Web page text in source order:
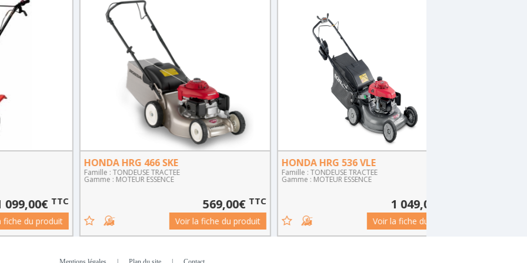
TTC 569,00€TTC
HONDA HRG 466 SKE
Famille : TONDEUSE TRACTEE
Gamme : MOTEUR ESSENCE
Voir la fiche du produit
1 049,00€TTC
HONDA HRG 536 VLE
Famille : TONDEUSE TRACTEE
Gamme : MOTEUR ESSENCE
Voir la fiche du produit